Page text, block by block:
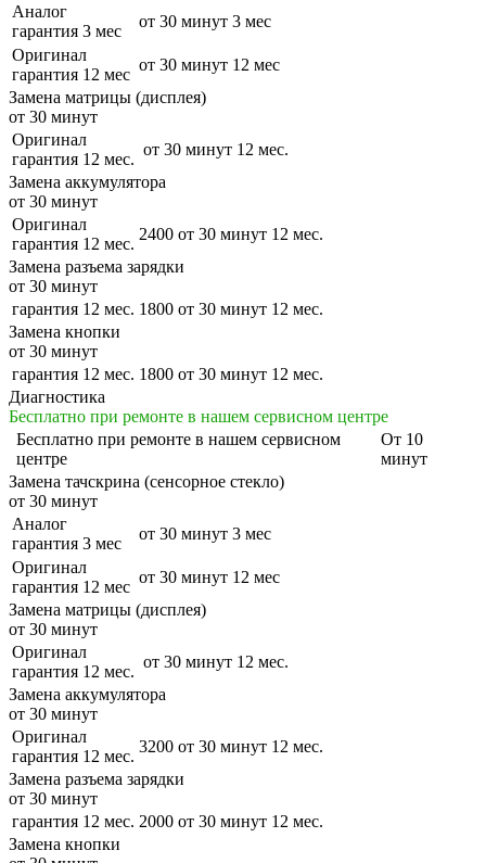
Аналог
гарантия 3 мес
от 30 минут 3 мес
Оригинал
гарантия 12 мес
от 30 минут 12 мес
Замена матрицы (дисплея)
от 30 минут
Оригинал
гарантия 12 мес.
от 30 минут 12 мес.
Замена аккумулятора
от 30 минут
Оригинал
гарантия 12 мес.
2400 от 30 минут 12 мес.
Замена разъема зарядки
от 30 минут
гарантия 12 мес. 1800 от 30 минут 12 мес.
Замена кнопки
от 30 минут
гарантия 12 мес. 1800 от 30 минут 12 мес.
Диагностика
Бесплатно при ремонте в нашем сервисном центре
Бесплатно при ремонте в нашем сервисном
центре
От 10
минут
Замена тачскрина (сенсорное стекло)
от 30 минут
Аналог
гарантия 3 мес
от 30 минут 3 мес
Оригинал
гарантия 12 мес
от 30 минут 12 мес
Замена матрицы (дисплея)
от 30 минут
Оригинал
гарантия 12 мес.
от 30 минут 12 мес.
Замена аккумулятора
от 30 минут
Оригинал
гарантия 12 мес.
3200 от 30 минут 12 мес.
Замена разъема зарядки
от 30 минут
гарантия 12 мес. 2000 от 30 минут 12 мес.
Замена кнопки